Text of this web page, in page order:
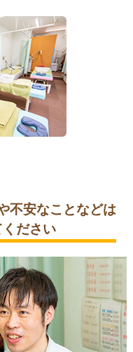
不安なことなどは
ださい